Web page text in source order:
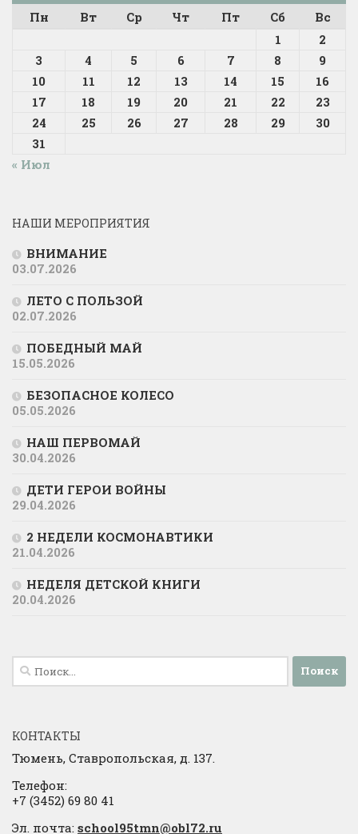
Пн Вт Ср Чт Пт Сб
Вс
1
2
3
4 5 6 7 8
9
10
11 12 13 14 15
16
17
18 19 20 21 22
23
24
25 26 27 28 29
30
31
« Июл
НАШИ МЕРОПРИЯТИЯ
ВНИМАНИЕ
03.07.2026
ЛЕТО С ПОЛЬЗОЙ
02.07.2026
ПОБЕДНЫЙ МАЙ
15.05.2026
БЕЗОПАСНОЕ КОЛЕСО
05.05.2026
НАШ ПЕРВОМАЙ
30.04.2026
ДЕТИ ГЕРОИ ВОЙНЫ
29.04.2026
2 НЕДЕЛИ КОСМОНАВТИКИ
21.04.2026
НЕДЕЛЯ ДЕТСКОЙ КНИГИ
20.04.2026
Найти:
КОНТАКТЫ
Тюмень, Ставропольская, д. 137.
Телефон:
+7 (3452) 69 80 41
Эл. почта: school95tmn@obl72.ru